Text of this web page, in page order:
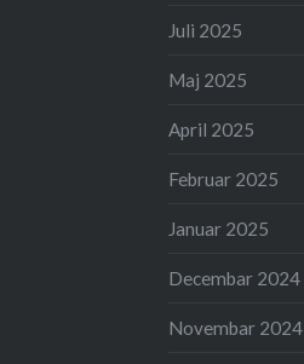
Juli 2025
Maj 2025
April 2025
Februar 2025
Januar 2025
Decembar 2024
Novembar 2024